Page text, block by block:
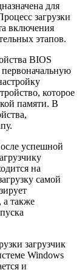
для
загрузки
включения
этапов.
BIOS
которое
памяти. В
успешной
на
самой
также
загрузчик
Windows
и